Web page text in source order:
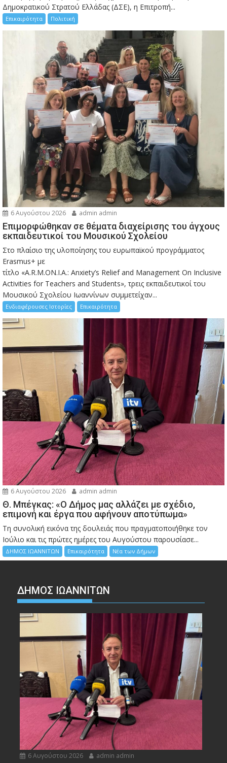
Δημοκρατικού Στρατού Ελλάδας (ΔΣΕ), η Επιτροπή...
Επικαιρότητα Πολιτική
6 Αυγούστου 2026 admin admin
Eπιμορφώθηκαν σε θέματα διαχείρισης του άγχους
εκπαιδευτικοί του Μουσικού Σχολείου
Στο πλαίσιο της υλοποίησης του ευρωπαϊκού προγράμματος
Erasmus+ με
τίτλο «A.R.M.ON.I.A.: Anxiety’s Relief and Management On Inclusive
Activities for Teachers and Students», τρεις εκπαιδευτικοί του
Μουσικού Σχολείου Ιωαννίνων συμμετείχαν...
Ενδιαφέρουσες Ιστορίες Επικαιρότητα
6 Αυγούστου 2026 admin admin
Θ. Μπέγκας: «Ο Δήμος μας αλλάζει με σχέδιο,
επιμονή και έργα που αφήνουν αποτύπωμα»
Τη συνολική εικόνα της δουλειάς που πραγματοποιήθηκε τον
Ιούλιο και τις πρώτες ημέρες του Αυγούστου παρουσίασε...
ΔΗΜΟΣ ΙΩΑΝΝΙΤΩΝ Επικαιρότητα Νέα των Δήμων
ΔΗΜΟΣ ΙΩΑΝΝΙΤΩΝ
6 Αυγούστου 2026 admin admin